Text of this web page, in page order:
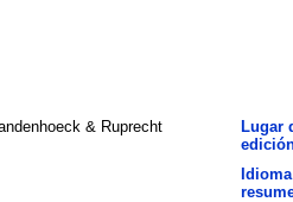
& Ruprecht
Lugar